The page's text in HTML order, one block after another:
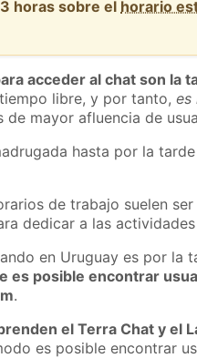
horas sobre el horario
acceder al chat son la
tiempo libre, y por tanto,es
de mayor afluencia de
hasta por la
de trabajo suelen
dedicar a las
en Uruguay es por la
es posible encontrar
.
el Terra Chat y el
es posible encontrar